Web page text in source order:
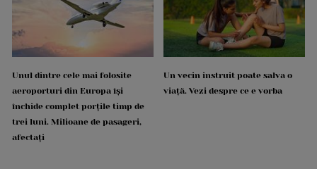
Unul dintre cele mai folosite
aeroporturi din Europa își
închide complet porțile timp de
trei luni. Milioane de pasageri,
afectați
Un vecin instruit poate salva o
viață. Vezi despre ce e vorba